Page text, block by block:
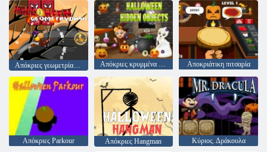
Απόκριες κρυμμένα αντικείμενα Αποκριάτικη πιτσαρία
Απόκριες Parkour Απόκριες Hangman Κύριος. Δράκουλα